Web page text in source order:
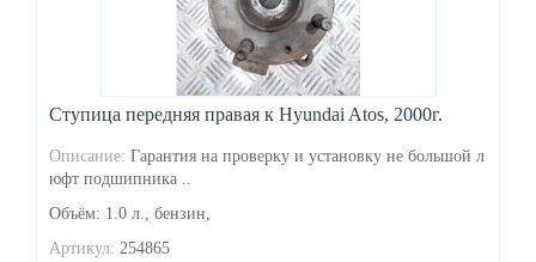
Ступица передняя правая к Hyundai Atos, 2000г.
Описание: Гарантия на проверку и установку не большой л
юфт подшипника ..
Объём: 1.0 л., бензин,
Артикул: 254865